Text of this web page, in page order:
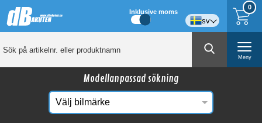
0
Inklusive moms
sv
Meny
Modellanpassad sökning